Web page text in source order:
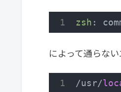
zsh :
によって通らな
/usr/